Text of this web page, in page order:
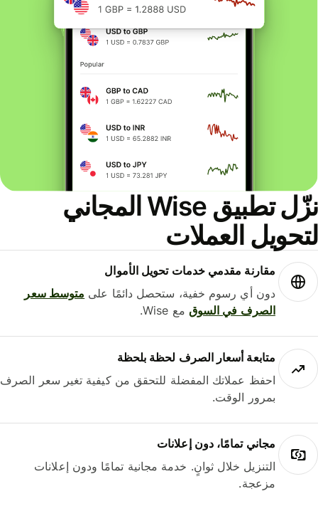
نزّل تطبيق Wise المجاني
لتحويل العملات
مقارنة مقدمي خدمات تحويل الأموال
دون أي رسوم خفية، ستحصل دائمًا على متوسط ​​سعر
الصرف في السوق مع Wise.
متابعة أسعار الصرف لحظة بلحظة
احفظ عملاتك المفضلة للتحقق من كيفية تغير سعر الصرف
بمرور الوقت.
مجاني تمامًا، دون إعلانات
التنزيل خلال ثوانٍ. خدمة مجانية تمامًا ودون إعلانات
مزعجة.